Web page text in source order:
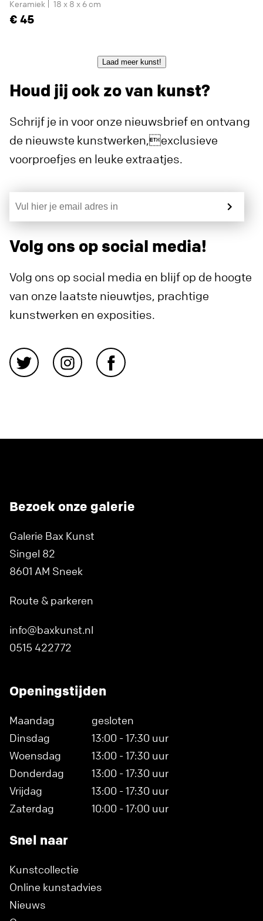
Keramiek 18 x 8 x 6 cm
45
Laad meer kunst!
Houd jij ook zo van kunst?
Schrijf je in voor onze nieuwsbrief en ontvang
de nieuwste kunstwerken,exclusieve
voorproefjes en leuke extraatjes.
Volg ons op social media!
Volg ons op social media en blijf op de hoogte
van onze laatste nieuwtjes, prachtige
kunstwerken en exposities.
Bezoek onze galerie
Galerie Bax Kunst
Singel 82
8601 AM Sneek
Route & parkeren
info@baxkunst.nl
0515 422772
Openingstijden
Maandag
gesloten
Dinsdag
13:00 - 17:30 uur
Woensdag
13:00 - 17:30 uur
Donderdag
13:00 - 17:30 uur
Vrijdag
13:00 - 17:30 uur
Zaterdag
10:00 - 17:00 uur
Snel naar
Kunstcollectie
Online kunstadvies
Nieuws